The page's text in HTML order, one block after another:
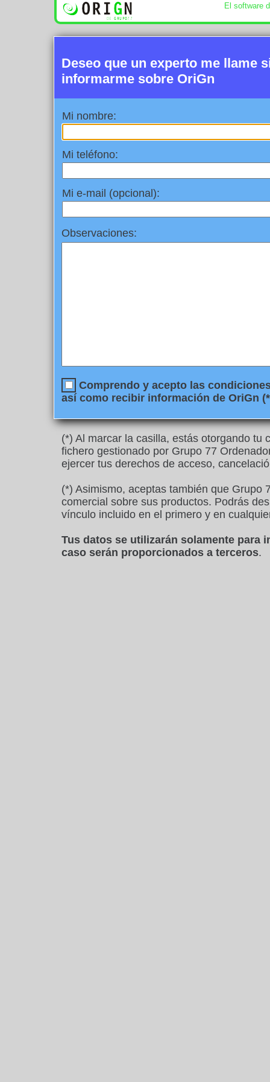
El software
Deseo que un experto me llame
informarme sobre OriGn
Mi nombre:
Mi teléfono:
Mi e-mail (opcional):
Observaciones:
Comprendo y acepto las
así como recibir información de OriGn
(*) Al marcar la casilla, estás otorgando tu
fichero gestionado por Grupo 77
ejercer tus derechos de acceso,
(*) Asimismo, aceptas también que Grupo
comercial sobre sus productos. Podrás
vínculo incluido en el primero y en
Tus datos se utilizarán solamente para
caso serán proporcionados a terceros.